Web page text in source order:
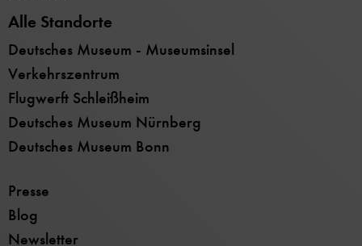
Alle Standorte
Deutsches Museum - Museumsinsel
Verkehrszentrum
Flugwerft Schleißheim
Deutsches Museum Nürnberg
Deutsches Museum Bonn
Presse
Blog
Newsletter